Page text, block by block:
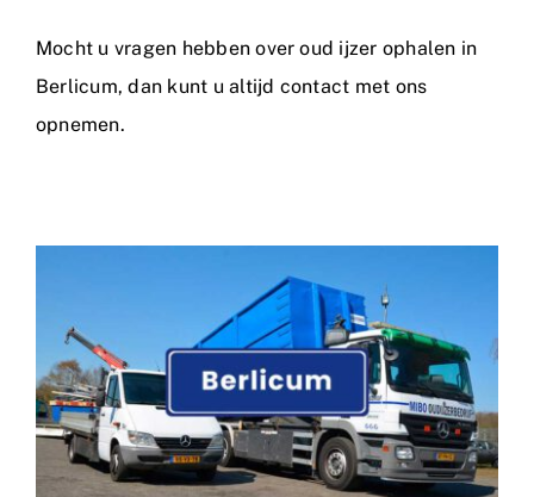
Mocht u vragen hebben over oud ijzer ophalen in
Berlicum, dan kunt u altijd contact met ons
opnemen.